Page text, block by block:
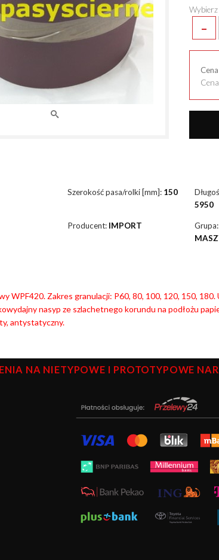
Wybierz
-
Szerokość pasa/rolki [mm]: 150
5950
Producent: IMPORT Grupa:
WPF420. Zakres granulacji: P60, 80, 100, 120, 150,
nasyp ze szlachetnego korundu na podłożu
antystatyczny.
NA NIETYPOWE I PROTOTYPOWE